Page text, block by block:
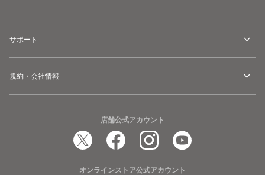
サポート
規約・会社情報
店舗公式アカウント
オンラインストア公式アカウント